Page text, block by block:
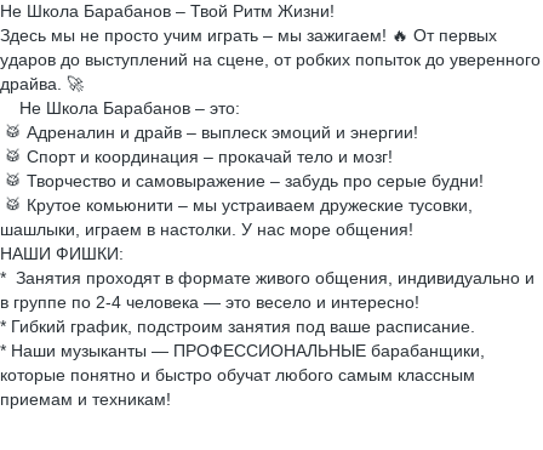
Не Школа Барабанов – Твой Ритм Жизни!
Здесь мы не просто учим играть – мы зажигаем! 🔥 От первых
ударов до выступлений на сцене, от робких попыток до уверенного
драйва. 🚀
Не Школа Барабанов – это:
🥁 Адреналин и драйв – выплеск эмоций и энергии!
🥁 Спорт и координация – прокачай тело и мозг!
🥁 Творчество и самовыражение – забудь про серые будни!
🥁 Крутое комьюнити – мы устраиваем дружеские тусовки,
шашлыки, играем в настолки. У нас море общения!
НАШИ ФИШКИ:
* Занятия проходят в формате живого общения, индивидуально и
в группе по 2-4 человека — это весело и интересно!
* Гибкий график, подстроим занятия под ваше расписание.
* Наши музыканты — ПРОФЕССИОНАЛЬНЫЕ барабанщики,
которые понятно и быстро обучат любого самым классным
приемам и техникам!